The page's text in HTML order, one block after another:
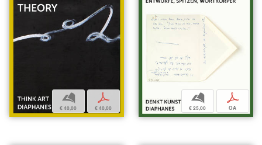
b
€ 40,00
p
€ 40,00
b
€ 25,00
p
OA